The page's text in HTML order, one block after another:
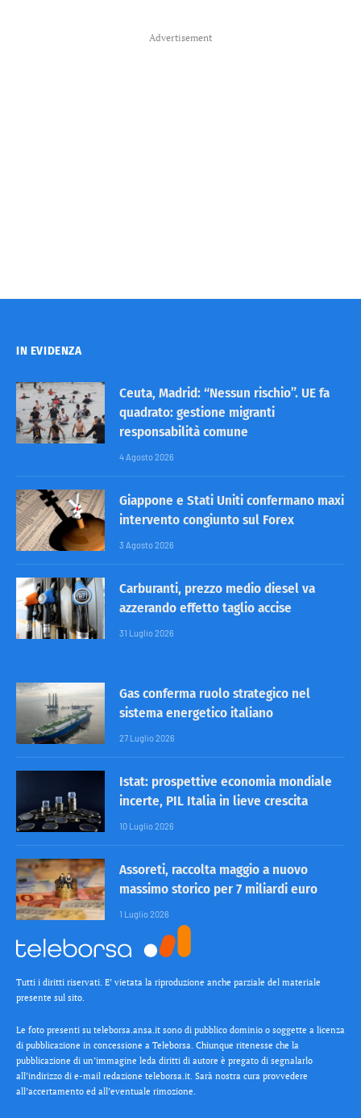
Advertisement
IN EVIDENZA
Ceuta, Madrid: “Nessun rischio”. UE fa
quadrato: gestione migranti
responsabilità comune
4 Agosto 2026
Giappone e Stati Uniti confermano maxi
intervento congiunto sul Forex
3 Agosto 2026
Carburanti, prezzo medio diesel va
azzerando effetto taglio accise
31 Luglio 2026
Gas conferma ruolo strategico nel
sistema energetico italiano
27 Luglio 2026
Istat: prospettive economia mondiale
incerte, PIL Italia in lieve crescita
10 Luglio 2026
Assoreti, raccolta maggio a nuovo
massimo storico per 7 miliardi euro
1 Luglio 2026
Tutti i diritti riservati. E’ vietata la riproduzione anche parziale del materiale
presente sul sito.
Le foto presenti su teleborsa.ansa.it sono di pubblico dominio o soggette a licenza
di pubblicazione in concessione a Teleborsa. Chiunque ritenesse che la
pubblicazione di un’immagine leda diritti di autore è pregato di segnalarlo
all’indirizzo di e-mail redazione teleborsa.it. Sarà nostra cura provvedere
all’accertamento ed all’eventuale rimozione.